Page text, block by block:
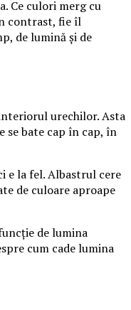
Ce culori merg cu
contrast, fie îl
de lumină și de
urechilor. Asta
se bate cap în cap, în
e la fel. Albastrul cere
de culoare aproape
de lumina
cum cade lumina